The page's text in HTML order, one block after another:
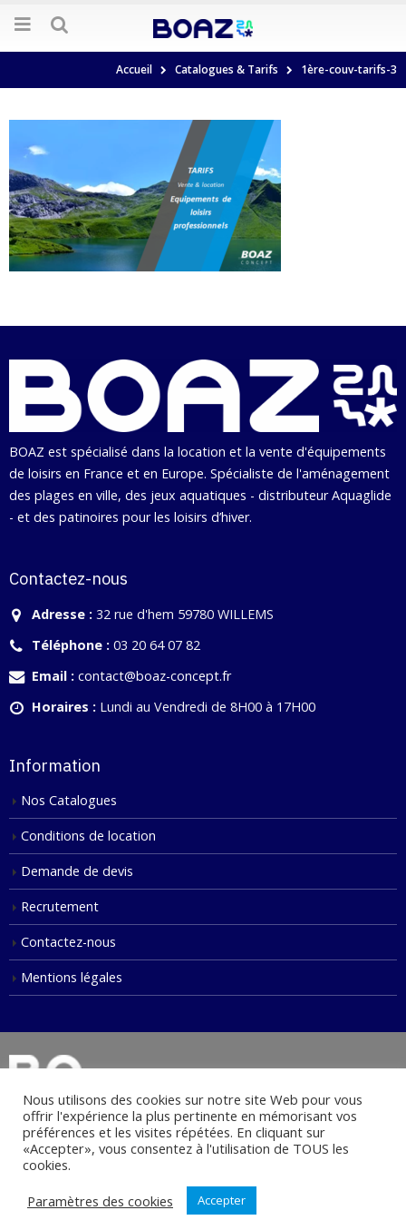
Accueil Catalogues & Tarifs 1ère-couv-tarifs-3
BOAZ est spécialisé dans la location et la vente d'équipements
de loisirs en France et en Europe. Spécialiste de l'aménagement
des plages en ville, des jeux aquatiques - distributeur Aquaglide
- et des patinoires pour les loisirs d’hiver.
Contactez-nous
Adresse : 32 rue d'hem 59780 WILLEMS
Téléphone : 03 20 64 07 82
Email : contact@boaz-concept.fr
Horaires : Lundi au Vendredi de 8H00 à 17H00
Information
Nos Catalogues
Conditions de location
Demande de devis
Recrutement
Contactez-nous
Mentions légales
© Copyright 2021. Tous droits réservés.
Nous utilisons des cookies sur notre site Web pour vous
offrir l'expérience la plus pertinente en mémorisant vos
préférences et les visites répétées. En cliquant sur
«Accepter», vous consentez à l'utilisation de TOUS les
cookies.
Paramètres des cookies
Accepter